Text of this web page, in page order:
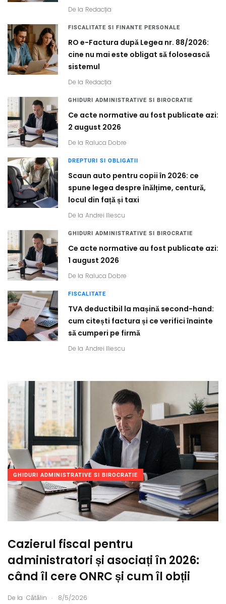
De la Redacția
FISCALITATE SI FINANTE PERSONALE
RO e-Factura după Legea nr. 88/2026:
cine nu mai este obligat să folosească
sistemul
De la Redacția
GHIDURI ADMINISTRATIVE SI BIROCRATIE
Ce acte normative au fost publicate azi:
2 august 2026
De la Raluca Dobre
DREPTURI SI OBLIGATII
Scaun auto pentru copii în 2026: ce
spune legea despre înălțime, centură,
locul din față și taxi
De la Andrei Iliescu
GHIDURI ADMINISTRATIVE SI BIROCRATIE
Ce acte normative au fost publicate azi:
1 august 2026
De la Raluca Dobre
FISCALITATE
TVA deductibil la mașină second-hand:
cum citești factura și ce verifici înainte
să cumperi pe firmă
De la Andrei Iliescu
GHIDURI ADMINISTRATIVE SI BIROCRATIE
Cazierul fiscal pentru
administratori și asociați în 2026:
când îl cere ONRC și cum îl obții
De la Cătălin . 8/5/2026